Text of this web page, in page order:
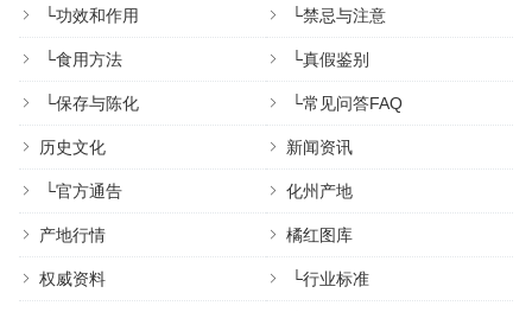
└功效和作用 └禁忌与注意
└食用方法 └真假鉴别
└保存与陈化 └常见问答FAQ
历史文化 新闻资讯
└官方通告 化州产地
产地行情 橘红图库
权威资料 └行业标准